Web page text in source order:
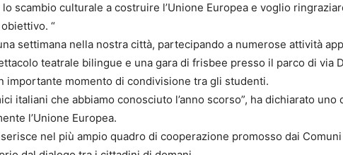
scambio culturale a costruire l’Unione Europea e voglio
“
settimana nella nostra città, partecipando a numerose attività
teatrale bilingue e una gara di frisbee presso il parco di via
importante momento di condivisione tra gli studenti.
italiani che abbiamo conosciuto l’anno scorso”, ha dichiarato
l’Unione Europea.
nel più ampio quadro di cooperazione promosso dai